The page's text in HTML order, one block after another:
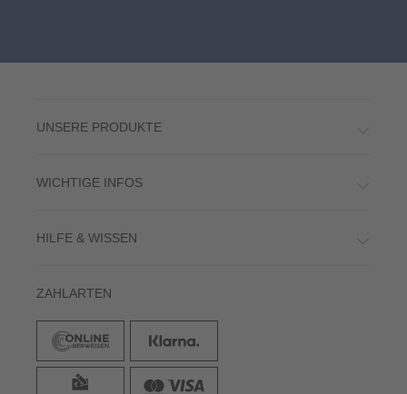
UNSERE PRODUKTE
WICHTIGE INFOS
HILFE & WISSEN
ZAHLARTEN